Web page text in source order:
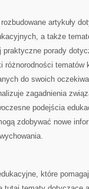
artykuły
a także
porady
różnorodności tematów
do swoich
zagadnienia
podejścia
zdobywać nowe
które